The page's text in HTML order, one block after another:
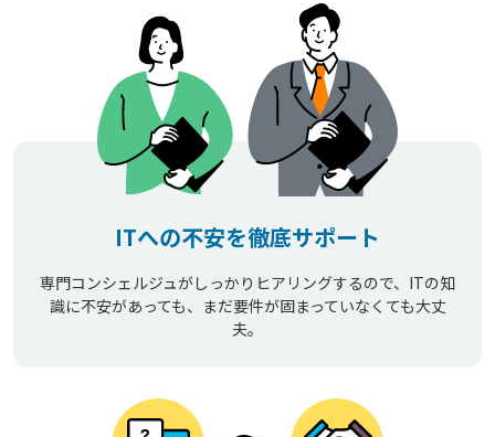
ITへの不安を徹底サポート
専門コンシェルジュがしっかりヒアリングするので、ITの知
識に不安があっても、まだ要件が固まっていなくても大丈
夫。